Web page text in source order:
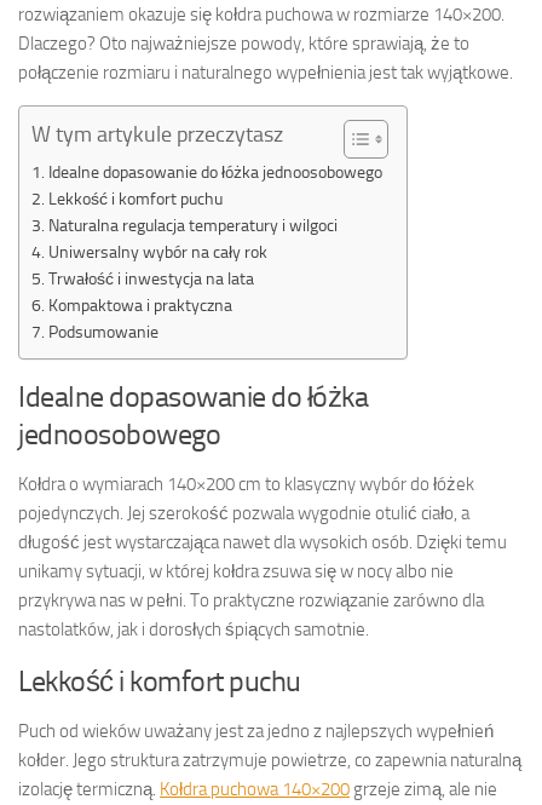
rozwiązaniem okazuje się kołdra puchowa w rozmiarze 140×200.
Dlaczego? Oto najważniejsze powody, które sprawiają, że to
połączenie rozmiaru i naturalnego wypełnienia jest tak wyjątkowe.
W tym artykule przeczytasz
Idealne dopasowanie do łóżka jednoosobowego
Lekkość i komfort puchu
Naturalna regulacja temperatury i wilgoci
Uniwersalny wybór na cały rok
Trwałość i inwestycja na lata
Kompaktowa i praktyczna
Podsumowanie
Idealne dopasowanie do łóżka
jednoosobowego
Kołdra o wymiarach 140×200 cm to klasyczny wybór do łóżek
pojedynczych. Jej szerokość pozwala wygodnie otulić ciało, a
długość jest wystarczająca nawet dla wysokich osób. Dzięki temu
unikamy sytuacji, w której kołdra zsuwa się w nocy albo nie
przykrywa nas w pełni. To praktyczne rozwiązanie zarówno dla
nastolatków, jak i dorosłych śpiących samotnie.
Lekkość i komfort puchu
Puch od wieków uważany jest za jedno z najlepszych wypełnień
kołder. Jego struktura zatrzymuje powietrze, co zapewnia naturalną
izolację termiczną. Kołdra puchowa 140×200 grzeje zimą, ale nie